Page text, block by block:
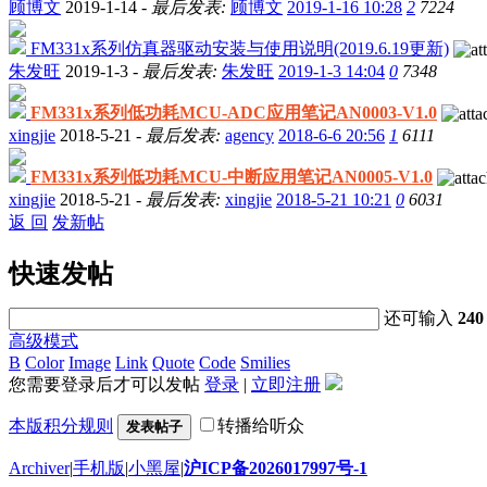
顾博文 2019-1-14 - 最后发表: 顾博文 2019-1-16 10:28 2 7224
FM331x系列仿真器驱动安装与使用说明(2019.6.19更新)
朱发旺 2019-1-3 - 最后发表: 朱发旺 2019-1-3 14:04 0 7348
FM331x系列低功耗MCU-ADC应用笔记AN0003-V1.0
xingjie 2018-5-21 - 最后发表: agency 2018-6-6 20:56 1 6111
FM331x系列低功耗MCU-中断应用笔记AN0005-V1.0
xingjie 2018-5-21 - 最后发表: xingjie 2018-5-21 10:21 0 6031
返 回 发新帖
快速发帖
还可输入240
高级模式
B Color Image Link Quote Code Smilies
您需要登录后才可以发帖 登录 | 立即注册
本版积分规则 发表帖子 转播给听众
Archiver|手机版|小黑屋|沪ICP备2026017997号-1